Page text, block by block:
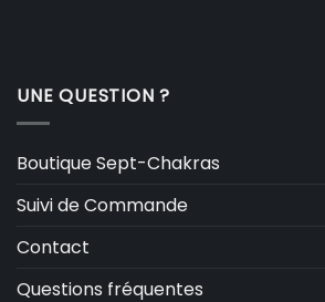
UNE QUESTION ?
Boutique Sept-Chakras
Suivi de Commande
Contact
Questions fréquentes